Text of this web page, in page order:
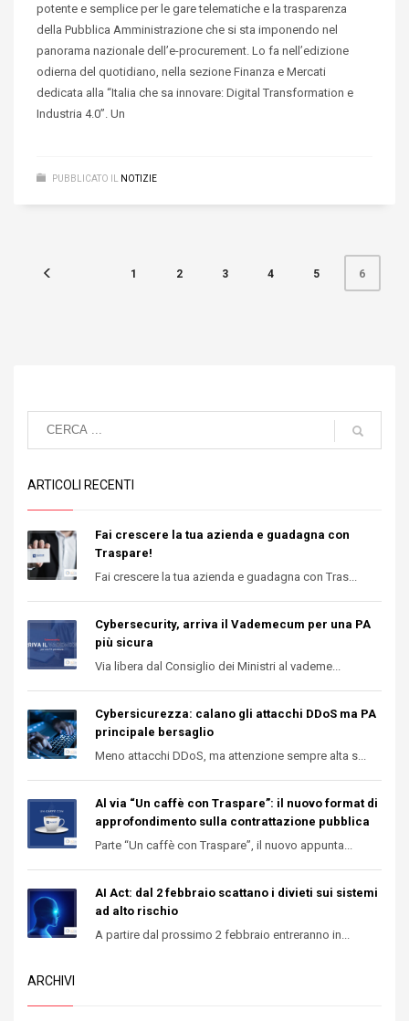
potente e semplice per le gare telematiche e la trasparenza
della Pubblica Amministrazione che si sta imponendo nel
panorama nazionale dell’e-procurement. Lo fa nell’edizione
odierna del quotidiano, nella sezione Finanza e Mercati
dedicata alla “Italia che sa innovare: Digital Transformation e
Industria 4.0”. Un
PUBBLICATO IL NOTIZIE
1 2 3 4 5 6
ARTICOLI RECENTI
Fai crescere la tua azienda e guadagna con
Traspare!
Fai crescere la tua azienda e guadagna con Tras...
Cybersecurity, arriva il Vademecum per una PA
più sicura
Via libera dal Consiglio dei Ministri al vademe...
Cybersicurezza: calano gli attacchi DDoS ma PA
principale bersaglio
Meno attacchi DDoS, ma attenzione sempre alta s...
Al via “Un caffè con Traspare”: il nuovo format di
approfondimento sulla contrattazione pubblica
Parte “Un caffè con Traspare”, il nuovo appunta...
AI Act: dal 2 febbraio scattano i divieti sui sistemi
ad alto rischio
A partire dal prossimo 2 febbraio entreranno in...
ARCHIVI